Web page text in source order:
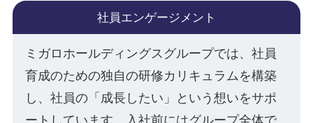
社員エンゲージメント
ミガロホールディングスグループでは、社員
育成のための独自の研修カリキュラムを構築
し、社員の「成長したい」という想いをサポ